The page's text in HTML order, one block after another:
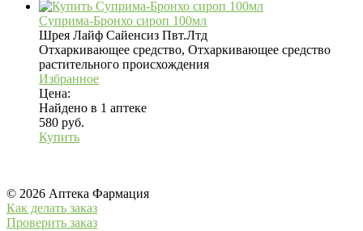
Суприма-Бронхо сироп 100мл
Шрея Лайф Сайенсиз Пвт.Лтд
Отхаркивающее средство, Отхаркивающее средство
растительного происхождения
Избранное
Цена:
Найдено в 1 аптеке
580 руб.
Купить
© 2026 Аптека Фармация
Как делать заказ
Проверить заказ